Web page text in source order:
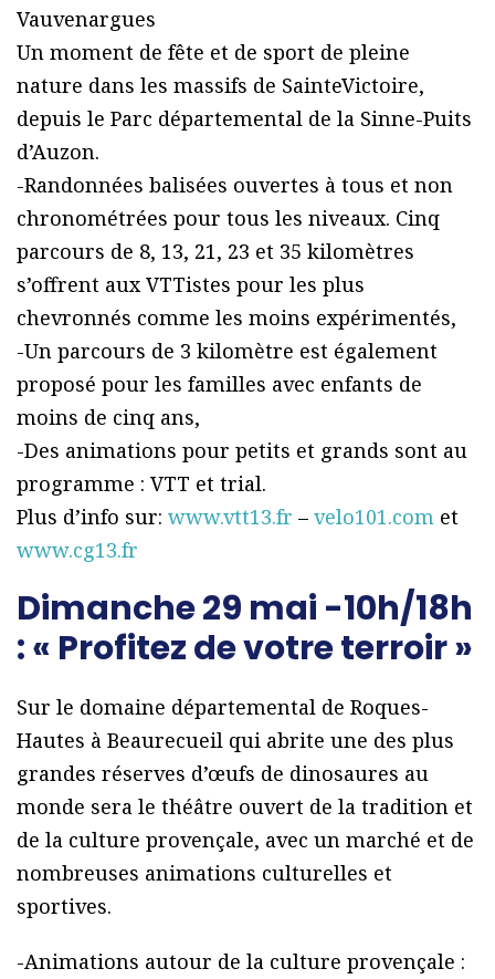
Vauvenargues
Un moment de fête et de sport de pleine
nature dans les massifs de SainteVictoire,
depuis le Parc départemental de la Sinne-Puits
d’Auzon.
-Randonnées balisées ouvertes à tous et non
chronométrées pour tous les niveaux. Cinq
parcours de 8, 13, 21, 23 et 35 kilomètres
s’offrent aux VTTistes pour les plus
chevronnés comme les moins expérimentés,
-Un parcours de 3 kilomètre est également
proposé pour les familles avec enfants de
moins de cinq ans,
-Des animations pour petits et grands sont au
programme : VTT et trial.
Plus d’info sur: www.vtt13.fr – velo101.com et
www.cg13.fr
Dimanche 29 mai -10h/18h
: « Profitez de votre terroir »
Sur le domaine départemental de Roques-
Hautes à Beaurecueil qui abrite une des plus
grandes réserves d’œufs de dinosaures au
monde sera le théâtre ouvert de la tradition et
de la culture provençale, avec un marché et de
nombreuses animations culturelles et
sportives.
-Animations autour de la culture provençale :